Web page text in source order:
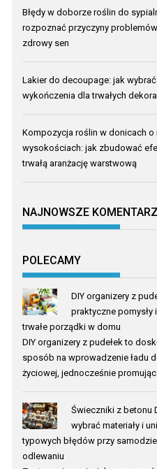
Błędy w doborze roślin do
rozpoznać przyczyny
zdrowy sen
Lakier do decoupage: jak
wykończenia dla trwałych
Kompozycja roślin w donicach o
wysokościach: jak zbudować
trwałą aranżację warstwową
NAJNOWSZE
POLECAMY
DIY organizery z
praktyczne pomysły
trwałe porządki w domu
DIY organizery z pudełek to
sposób na wprowadzenie ładu
życiowej, jednocześnie promując
Świeczniki z betonu
wybrać materiały i
typowych błędów przy
odlewaniu